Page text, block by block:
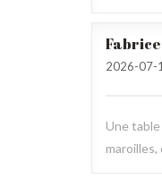
Fabrice
2026-07-
Une